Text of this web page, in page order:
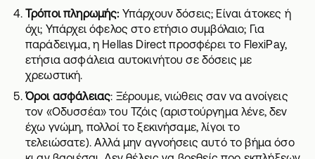
Τρόποι πληρωμής: Υπάρχουν δόσεις; Είναι άτοκες ή
όχι; Υπάρχει όφελος στο ετήσιο συμβόλαιο; Για
παράδειγμα, η Hellas Direct προσφέρει το FlexiPay,
ετήσιαασφάλεια αυτοκινήτου σε δόσεις με
χρεωστική.
Όροι ασφάλειας: Ξέρουμε, νιώθεις σαν να ανοίγεις
τον «Οδυσσέα» του Τζόις (αριστούργημα λένε, δεν
έχω γνώμη, πολλοί το ξεκινήσαμε, λίγοι το
τελειώσατε). Αλλά μην αγνοήσεις αυτό το βήμα όσο